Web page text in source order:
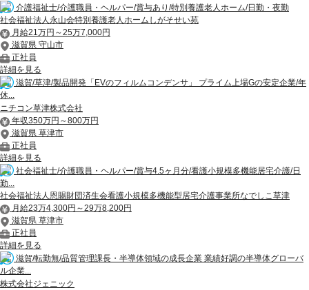
介護福祉士/介護職員・ヘルパー/賞与あり/特別養護老人ホーム/日勤・夜勤
社会福祉法人永山会特別養護老人ホームしがそせい苑
月給21万円～25万7,000円
滋賀県 守山市
正社員
詳細を見る
滋賀/草津/製品開発「EVのフィルムコンデンサ」 プライム上場Gの安定企業/年
休...
ニチコン草津株式会社
年収350万円～800万円
滋賀県 草津市
正社員
詳細を見る
社会福祉士/介護職員・ヘルパー/賞与4.5ヶ月分/看護小規模多機能居宅介護/日
勤...
社会福祉法人恩賜財団済生会看護小規模多機能型居宅介護事業所なでしこ草津
月給23万4,300円～29万8,200円
滋賀県 草津市
正社員
詳細を見る
滋賀/転勤無/品質管理課長・半導体領域の成長企業 業績好調の半導体グローバ
ル企業...
株式会社ジェニック